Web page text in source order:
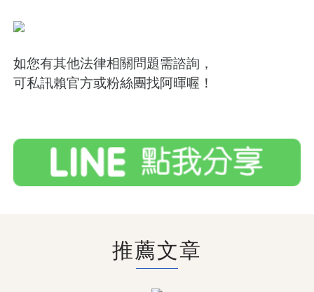
如您有其他法律相關問題需諮詢，
可私訊賴官方或粉絲團找阿暉喔！
推薦文章